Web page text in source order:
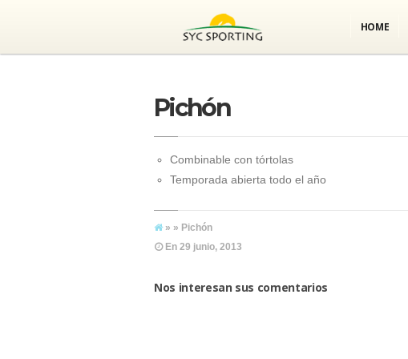
HOME
Pichón
Combinable con tórtolas
Temporada abierta todo el año
» » Pichón
En 29 junio, 2013
Nos interesan sus comentarios